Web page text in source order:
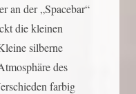
an der „Spacebar“
die kleinen
silberne
des
farbig